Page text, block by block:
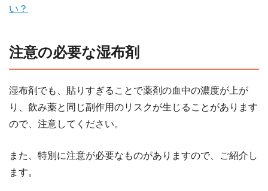
い？
注意の必要な湿布剤
湿布剤でも、貼りすぎることで薬剤の血中の濃度が上が
り、飲み薬と同じ副作用のリスクが生じることがあります
ので、注意してください。
また、特別に注意が必要なものがありますので、ご紹介し
ます。